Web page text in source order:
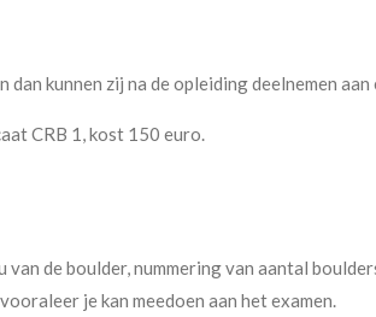
kunnen zij na de opleiding deelnemen
CRB 1, kost 150 euro.
de boulder, nummering van aantal
je kan meedoen aan het examen.